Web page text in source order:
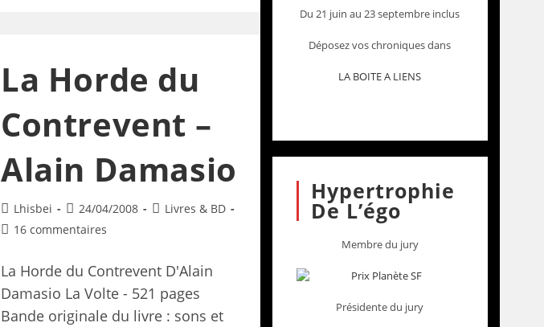
La Horde du
Contrevent –
Alain Damasio
Lhisbei 24/04/2008
Livres & BD
16 commentaires
La Horde du Contrevent D'Alain
Damasio La Volte - 521 pages
Bande originale du livre : sons et
Du 21 juin au 23 septembre inclus
Déposez vos chroniques dans
LA BOITE A LIENS
Hypertrophie
De L’égo
Membre du jury
Présidente du jury